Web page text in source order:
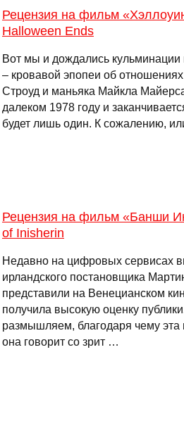
Рецензия на фильм
Halloween Ends
Вот мы и дождались
– кровавой эпопеи об
Строуд и маньяка Майкла
далеком 1978 году и
будет лишь один. К сожалению,
Рецензия на фильм «Банши
of Inisherin
Недавно на цифровых сервисах
ирландского постановщика
представили на Венецианском
получила высокую оценку
размышляем, благодаря чему эта
она говорит со зрит …